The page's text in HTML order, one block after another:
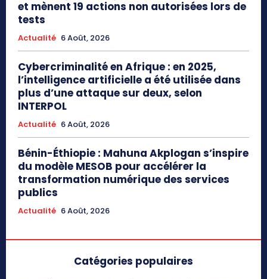
et mènent 19 actions non autorisées lors de
tests
Actualité 6 Août, 2026
Cybercriminalité en Afrique : en 2025,
l’intelligence artificielle a été utilisée dans
plus d’une attaque sur deux, selon
INTERPOL
Actualité 6 Août, 2026
Bénin-Éthiopie : Mahuna Akplogan s’inspire
du modèle MESOB pour accélérer la
transformation numérique des services
publics
Actualité 6 Août, 2026
Catégories populaires